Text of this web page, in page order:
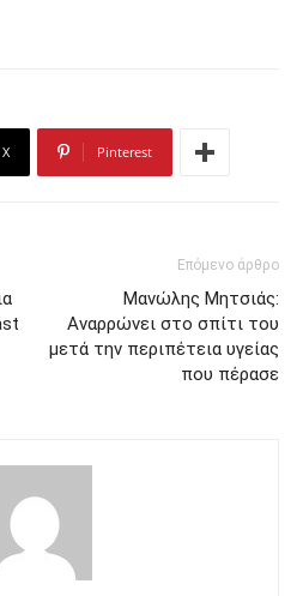
X Pinterest
Επόμενο άρθρο
Μανώλης Μητσιάς:
Αναρρώνει στο σπίτι του
μετά την περιπέτεια υγείας
που πέρασε